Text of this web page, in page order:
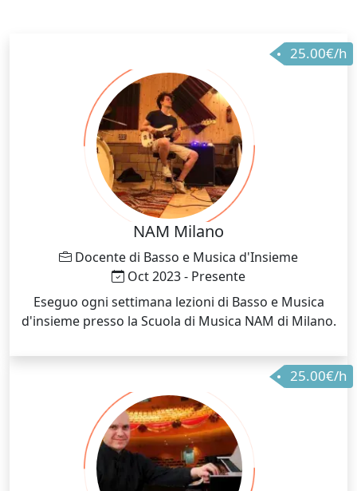
25.00€/h
NAM Milano
Docente di Basso e Musica d'Insieme
Oct 2023 - Presente
Eseguo ogni settimana lezioni di Basso e Musica
d'insieme presso la Scuola di Musica NAM di Milano.
25.00€/h